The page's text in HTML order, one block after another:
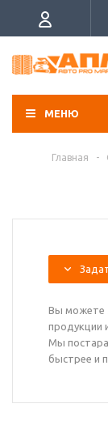
МЕНЮ
Главная -
Вы можете
продукции
Мы
быстрее и